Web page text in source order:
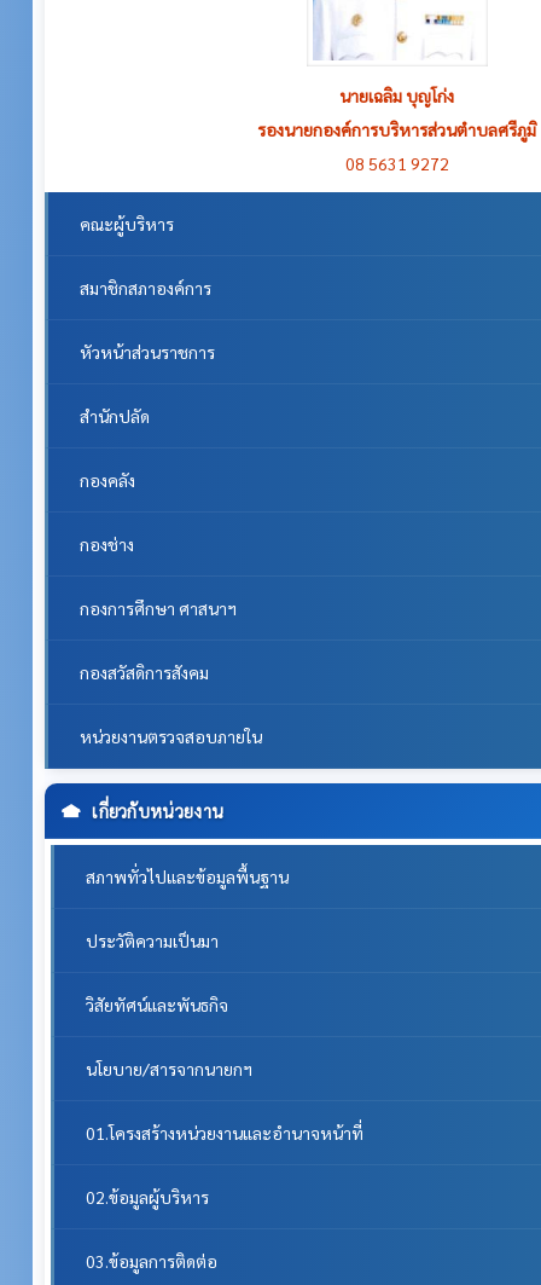
นายเฉลิม บุญโก่ง
รองนายกองค์การบริหารส่วนตำบลศรีภูมิ
08 5631 9272
คณะผู้บริหาร
สมาชิกสภาองค์การ
หัวหน้าส่วนราชการ
สำนักปลัด
กองคลัง
กองช่าง
กองการศึกษา ศาสนาฯ
กองสวัสดิการสังคม
หน่วยงานตรวจสอบภายใน
เกี่ยวกับหน่วยงาน
สภาพทั่วไปและข้อมูลพื้นฐาน
ประวัติความเป็นมา
วิสัยทัศน์และพันธกิจ
นโยบาย/สารจากนายกฯ
01.โครงสร้างหน่วยงานและอำนาจหน้าที่
02.ข้อมูลผู้บริหาร
03.ข้อมูลการติดต่อ